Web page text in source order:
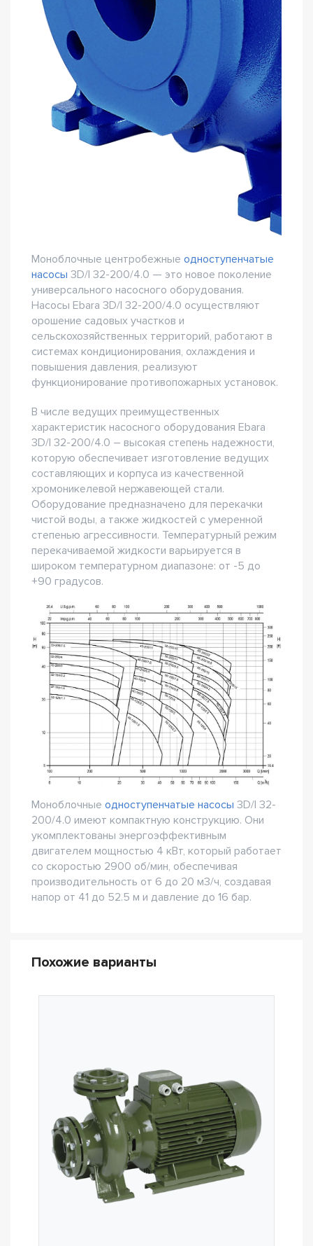
Моноблочные центробежные одноступенчатые
насосы 3D/I 32-200/4.0 — это новое поколение
универсального насосного оборудования.
Насосы Ebara 3D/I 32-200/4.0 осуществляют
орошение садовых участков и
сельскохозяйственных территорий, работают в
системах кондиционирования, охлаждения и
повышения давления, реализуют
функционирование противопожарных установок.
В числе ведущих преимущественных
характеристик насосного оборудования Ebara
3D/I 32-200/4.0 – высокая степень надежности,
которую обеспечивает изготовление ведущих
составляющих и корпуса из качественной
хромоникелевой нержавеющей стали.
Оборудование предназначено для перекачки
чистой воды, а также жидкостей с умеренной
степенью агрессивности. Температурный режим
перекачиваемой жидкости варьируется в
широком температурном диапазоне: от -5 до
+90 градусов.
Моноблочные одноступенчатые насосы 3D/I 32-
200/4.0 имеют компактную конструкцию. Они
укомплектованы энергоэффективным
двигателем мощностью 4 кВт, который работает
со скоростью 2900 об/мин, обеспечивая
производительность от 6 до 20 м3/ч, создавая
напор от 41 до 52.5 м и давление до 16 бар.
Похожие варианты